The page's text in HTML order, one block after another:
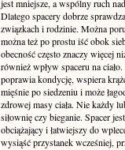
jest mniejsze, a wspólny ruch
Dlatego spacery dobrze
związkach i rodzinie. Można
można też po prostu iść obok
obecność często znaczy więcej
również wpływ spaceru na
poprawia kondycję, wspiera
mięśnie po siedzeniu i może
zdrowej masy ciała. Nie każdy
siłownię czy bieganie. Spacer
obciążający i łatwiejszy do
wysiąść przystanek wcześniej,